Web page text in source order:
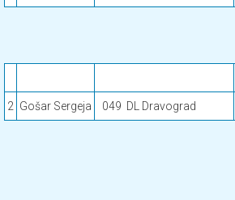
2 Gošar Sergeja 049 DL Dravograd